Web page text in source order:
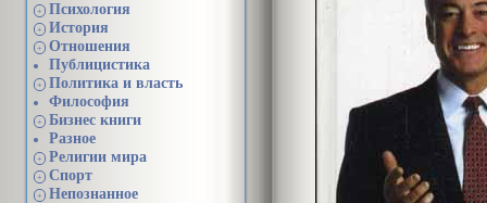
+ Психология
+ История
+
Отношения
Публицистика
+
Политика и власть
Философия
+
Бизнес книги
Разное
+ Религии мира
+ Спорт
+ Непознанное